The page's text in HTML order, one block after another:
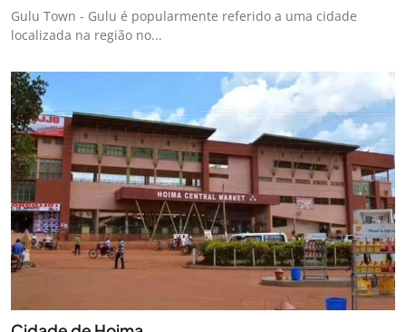
Gulu Town - Gulu é popularmente referido a uma cidade
localizada na região no...